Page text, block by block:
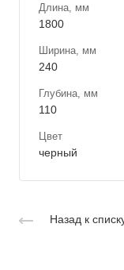
Длина, мм
1800
Ширина, мм
240
Глубина, мм
110
Цвет
черный
Назад к